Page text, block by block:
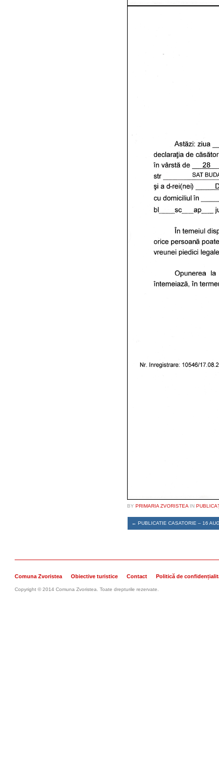
BY PRIMARIA ZVORISTEA IN
← PUBLICATIE CASATORIE – 16
Comuna Zvoristea Obiective turistice Contact Politică de
Copyright © 2014 Comuna Zvoristea. Toate drepturile rezervate.